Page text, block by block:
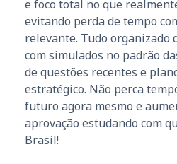
e foco total no que
evitando perda de tempo
relevante. Tudo organizado
com simulados no padrão
de questões recentes e
estratégico. Não perca
futuro agora mesmo e
aprovação estudando com
Brasil!